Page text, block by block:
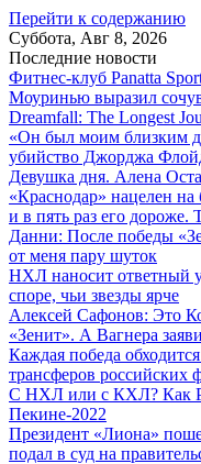
Перейти к содержанию
Суббота, Авг 8, 2026
Последние новости
Фитнес-клуб Panatta
Моуринью выразил
Dreamfall: The Longest
«Он был моим близким
убийство Джорджа
Девушка дня. Алена
«Краснодар» нацелен на
и в пять раз его
Данни: После победы
от меня пару шуток
НХЛ наносит ответный
споре, чьи звезды ярче
Алексей Сафонов: Это
«Зенит». А Вагнера
Каждая победа
трансферов российских
С НХЛ или с КХЛ? Как
Пекине-2022
Президент «Лиона»
подал в суд на